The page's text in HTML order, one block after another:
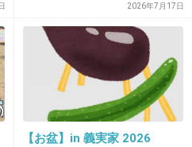
+464
2026年7月17日
【お盆】in 義実家 2026